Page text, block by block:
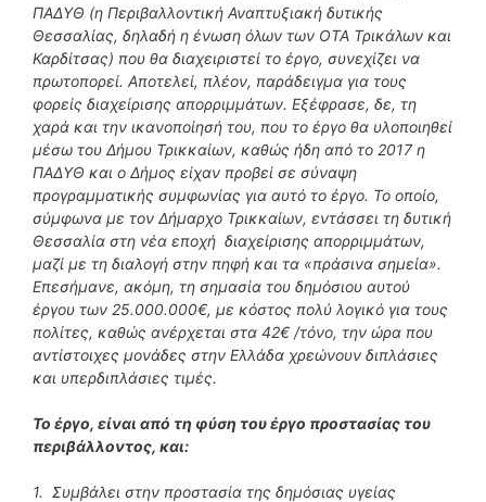
ΠΑΔΥΘ (η Περιβαλλοντική Αναπτυξιακή δυτικής
Θεσσαλίας, δηλαδή η ένωση όλων των ΟΤΑ Τρικάλων και
Καρδίτσας) που θα διαχειριστεί το έργο, συνεχίζει να
πρωτοπορεί. Αποτελεί, πλέον, παράδειγμα για τους
φορείς διαχείρισης απορριμμάτων. Εξέφρασε, δε, τη
χαρά και την ικανοποίησή του, που το έργο θα υλοποιηθεί
μέσω του Δήμου Τρικκαίων, καθώς ήδη από το 2017 η
ΠΑΔΥΘ και ο Δήμος είχαν προβεί σε σύναψη
προγραμματικής συμφωνίας για αυτό το έργο. Το οποίο,
σύμφωνα με τον Δήμαρχο Τρικκαίων, εντάσσει τη δυτική
Θεσσαλία στη νέα εποχή διαχείρισης απορριμμάτων,
μαζί με τη διαλογή στην πηφή και τα «πράσινα σημεία».
Επεσήμανε, ακόμη, τη σημασία του δημόσιου αυτού
έργου των 25.000.000€, με κόστος πολύ λογικό για τους
πολίτες, καθώς ανέρχεται στα 42€ /τόνο, την ώρα που
αντίστοιχες μονάδες στην Ελλάδα χρεώνουν διπλάσιες
και υπερδιπλάσιες τιμές.
Το έργο, είναι από τη φύση του έργο προστασίας του
περιβάλλοντος, και:
1. Συμβάλει στην προστασία της δημόσιας υγείας